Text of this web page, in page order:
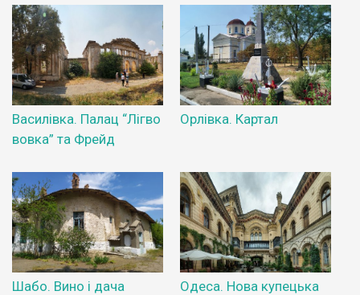
Василівка. Палац “Лігво
вовка” та Фрейд
Орлівка. Картал
Шабо. Вино і дача
Одеса. Нова купецька